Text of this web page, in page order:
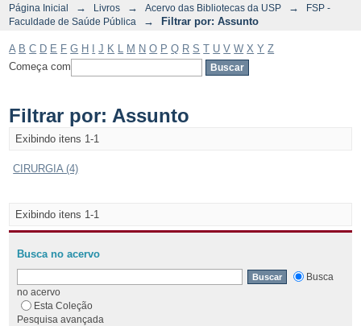
Página Inicial → Livros → Acervo das Bibliotecas da USP →
FSP -
Faculdade de Saúde Pública
→ Filtrar por: Assunto
A B C D E F G H J K M N O P Q R S T U V W X Y Z
Começa com
Filtrar por: Assunto
Exibindo itens 1-1
CIRURGIA (4)
Exibindo itens 1-1
Busca no acervo
Busca
no acervo
Esta Coleção
Pesquisa avançada